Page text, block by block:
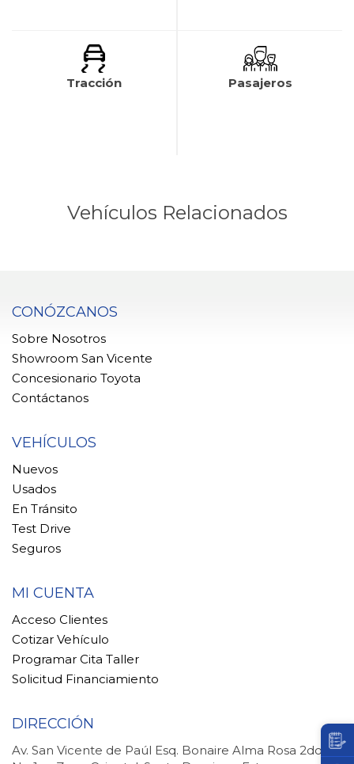
Tracción Pasajeros
Vehículos Relacionados
CONÓZCANOS
Sobre Nosotros
Showroom San Vicente
Concesionario Toyota
Contáctanos
VEHÍCULOS
Nuevos
Usados
En Tránsito
Test Drive
Seguros
MI CUENTA
Acceso Clientes
Cotizar Vehículo
Programar Cita Taller
Solicitud Financiamiento
DIRECCIÓN
Av. San Vicente de Paúl Esq. Bonaire Alma Rosa 2do.